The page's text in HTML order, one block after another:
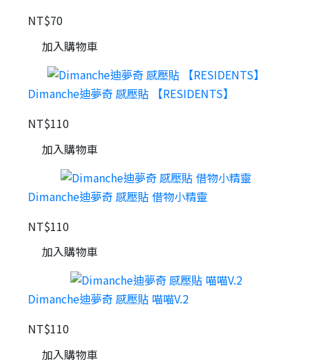
NT$70
加入購物車
Dimanche迪夢奇 感壓貼 【RESIDENTS】
NT$110
加入購物車
Dimanche迪夢奇 感壓貼 借物小精靈
NT$110
加入購物車
Dimanche迪夢奇 感壓貼 喵喵V.2
NT$110
加入購物車